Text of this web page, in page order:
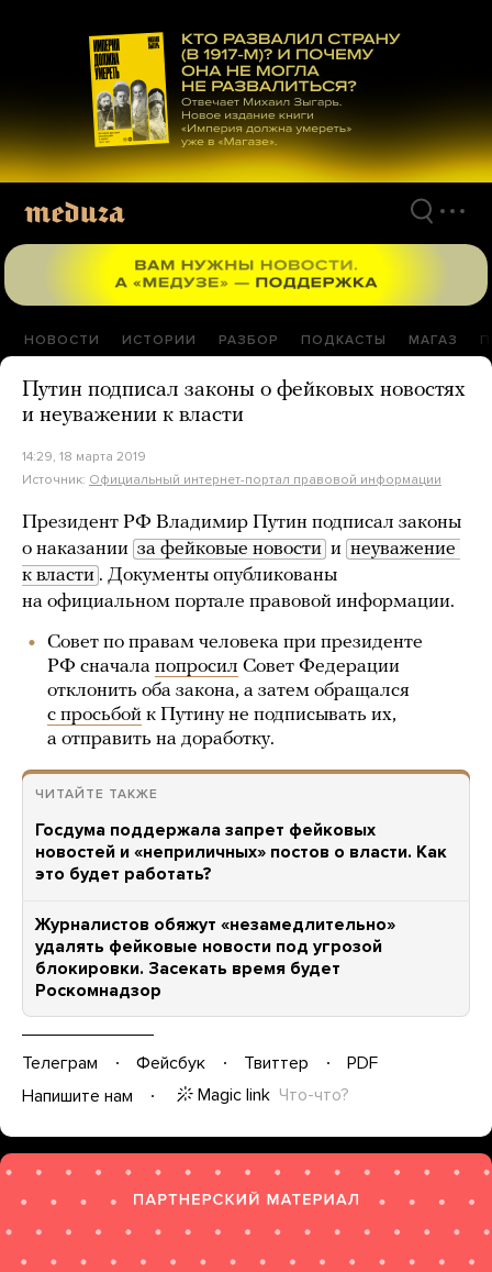
материалам
НОВОСТИ ИСТОРИИ РАЗБОР ПОДКАСТЫ МАГАЗ
Путин подписал законы о фейковых новостях
и неуважении к власти
14:29, 18 марта 2019
Источник: Официальный интернет-портал правовой информации
Президент РФ Владимир Путин подписал законы
о наказании за фейковые новости и неуважение
к власти . Документы опубликованы
на официальном портале правовой информации.
Совет по правам человека при президенте
РФ сначала попросил Совет Федерации
отклонить оба закона, а затем обращался
с просьбой к Путину не подписывать их,
а отправить на доработку.
ЧИТАЙТЕ ТАКЖЕ
Госдума поддержала запрет фейковых
новостей и «неприличных» постов о власти. Как
это будет работать?
Журналистов обяжут «незамедлительно»
удалять фейковые новости под угрозой
блокировки. Засекать время будет
Роскомнадзор
Телеграм Фейсбук Твиттер
PDF
Напишите нам
Magic link Что-что?